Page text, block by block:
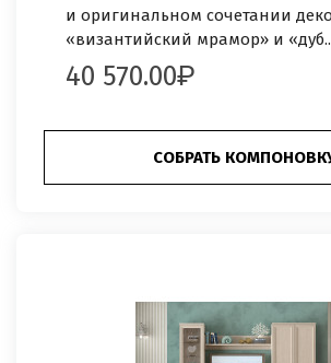
и оригинальном сочетании
«византийский мрамор» и «дуб..
40 570.00
СОБРАТЬ